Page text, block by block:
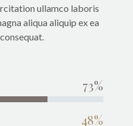
ullamco laboris
aliqua aliquip ex ea
73%
48%